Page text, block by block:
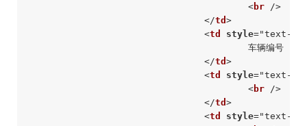
<br />
</td >
<td style="text-
</td >
<td style="text-
<br />
</td >
<td style="text-